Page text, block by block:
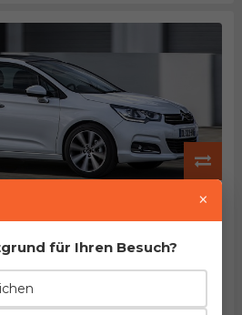
90% des Passagierschutzes
Verbrauch
gleich
Leistung
höher
Leergewicht
×
für Ihren Besuch?